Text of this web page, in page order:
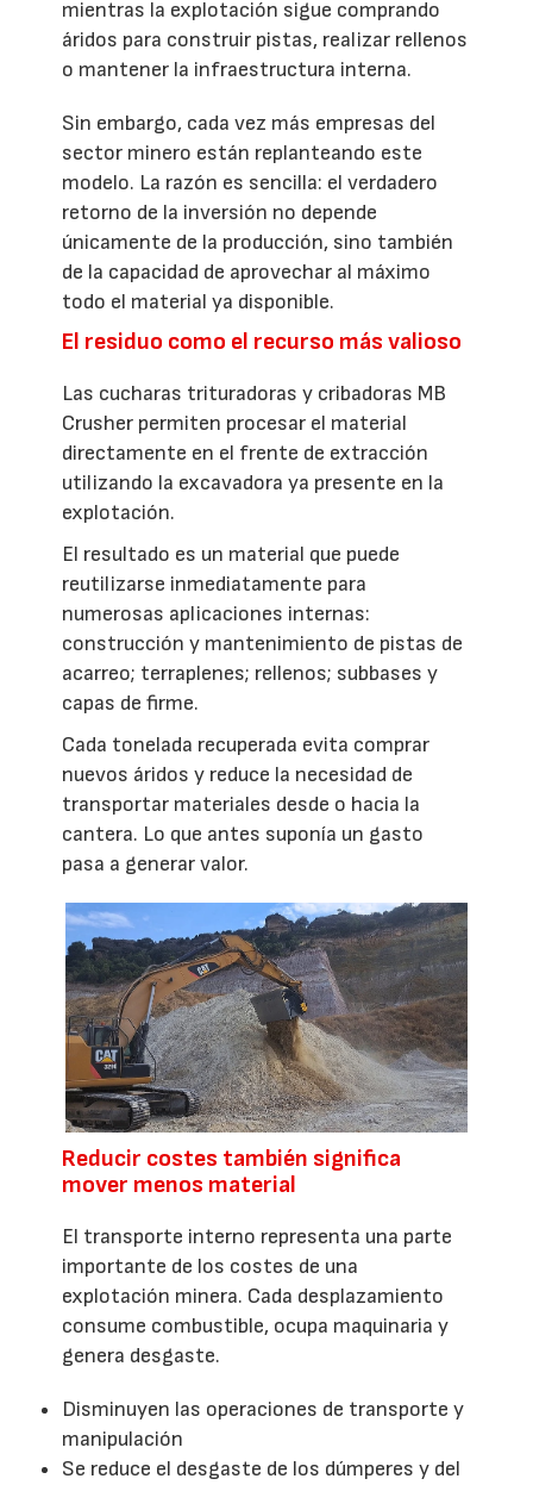
mientras la explotación sigue comprando
áridos para construir pistas, realizar rellenos
o mantener la infraestructura interna.
Sin embargo, cada vez más empresas del
sector minero están replanteando este
modelo. La razón es sencilla: el verdadero
retorno de la inversión no depende
únicamente de la producción, sino también
de la capacidad de aprovechar al máximo
todo el material ya disponible.
El residuo como el recurso más valioso
Las cucharas trituradoras y cribadoras MB
Crusher permiten procesar el material
directamente en el frente de extracción
utilizando la excavadora ya presente en la
explotación.
El resultado es un material que puede
reutilizarse inmediatamente para
numerosas aplicaciones internas:
construcción y mantenimiento de pistas de
acarreo; terraplenes; rellenos; subbases y
capas de firme.
Cada tonelada recuperada evita comprar
nuevos áridos y reduce la necesidad de
transportar materiales desde o hacia la
cantera. Lo que antes suponía un gasto
pasa a generar valor.
Reducir costes también significa
mover menos material
El transporte interno representa una parte
importante de los costes de una
explotación minera. Cada desplazamiento
consume combustible, ocupa maquinaria y
genera desgaste.
Disminuyen las operaciones de transporte y
manipulación
Se reduce el desgaste de los dúmperes y del